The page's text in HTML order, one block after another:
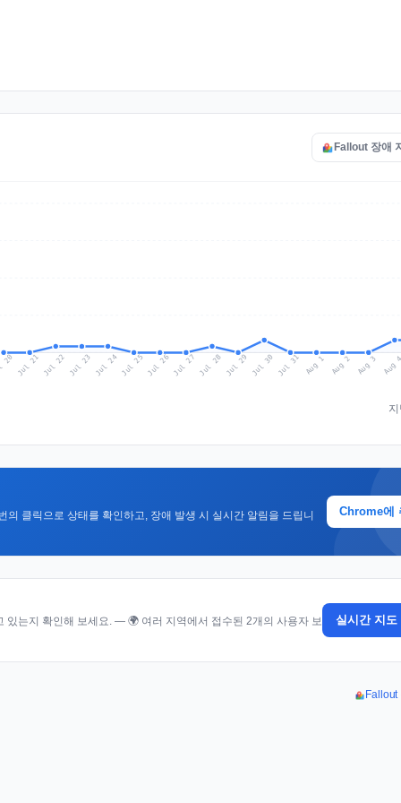
Fallout 장애
Jul 21 Jul 22 Jul 23 Jul 24Jul 25 Jul 26Jul 27 Jul 28 Jul 29 Jul 30 Jul 31 Aug 1 Aug 2 Aug 3
클릭으로 상태를 확인하고, 장애 발생 시 실시간 알림을 드립니
Chrome에
는지 확인해 보세요. — 🌍 여러 지역에서 접수된 2개의 사용자 보
실시간 지도
Fallout